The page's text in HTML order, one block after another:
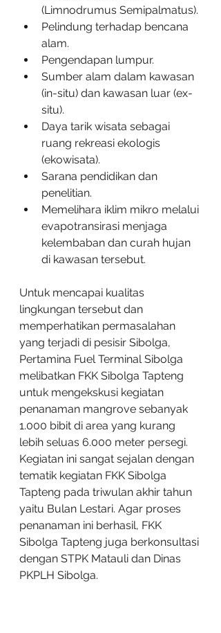
(Limnodrumus Semipalmatus).
Pelindung terhadap bencana
alam.
Pengendapan lumpur.
Sumber alam dalam kawasan
(in-situ) dan kawasan luar (ex-
situ).
Daya tarik wisata sebagai
ruang rekreasi ekologis
(ekowisata).
Sarana pendidikan dan
penelitian.
Memelihara iklim mikro melalui
evapotransirasi menjaga
kelembaban dan curah hujan
di kawasan tersebut.
Untuk mencapai kualitas
lingkungan tersebut dan
memperhatikan permasalahan
yang terjadi di pesisir Sibolga,
Pertamina Fuel Terminal Sibolga
melibatkan FKK Sibolga Tapteng
untuk mengekskusi kegiatan
penanaman mangrove sebanyak
1.000 bibit di area yang kurang
lebih seluas 6.000 meter persegi.
Kegiatan ini sangat sejalan dengan
tematik kegiatan FKK Sibolga
Tapteng pada triwulan akhir tahun
yaitu Bulan Lestari. Agar proses
penanaman ini berhasil, FKK
Sibolga Tapteng juga berkonsultasi
dengan STPK Matauli dan Dinas
PKPLH Sibolga.